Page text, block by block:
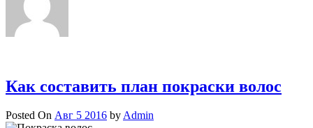
Как составить план покраски волос
Posted On Авг 5 2016 byAdmin